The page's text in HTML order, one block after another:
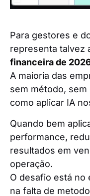
Para gestores e
representa talvez
financeira de
A maioria das
sem método,
como aplicar IA
Quando bem
performance,
resultados em
operação.
O desafio está no
na falta de